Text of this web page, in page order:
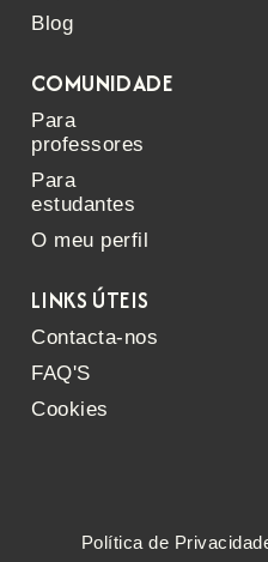
Blog
COMUNIDADE
Para
professores
Para
estudantes
O meu perfil
LINKS ÚTEIS
Contacta-nos
FAQ'S
Cookies
Política de